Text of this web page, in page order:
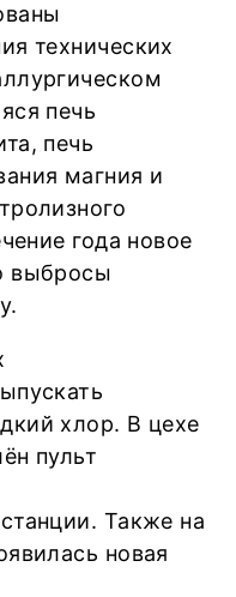
технических
печь
печь
магния и
года новое
выбросы
хлор. В цехе
пульт
Также на
новая